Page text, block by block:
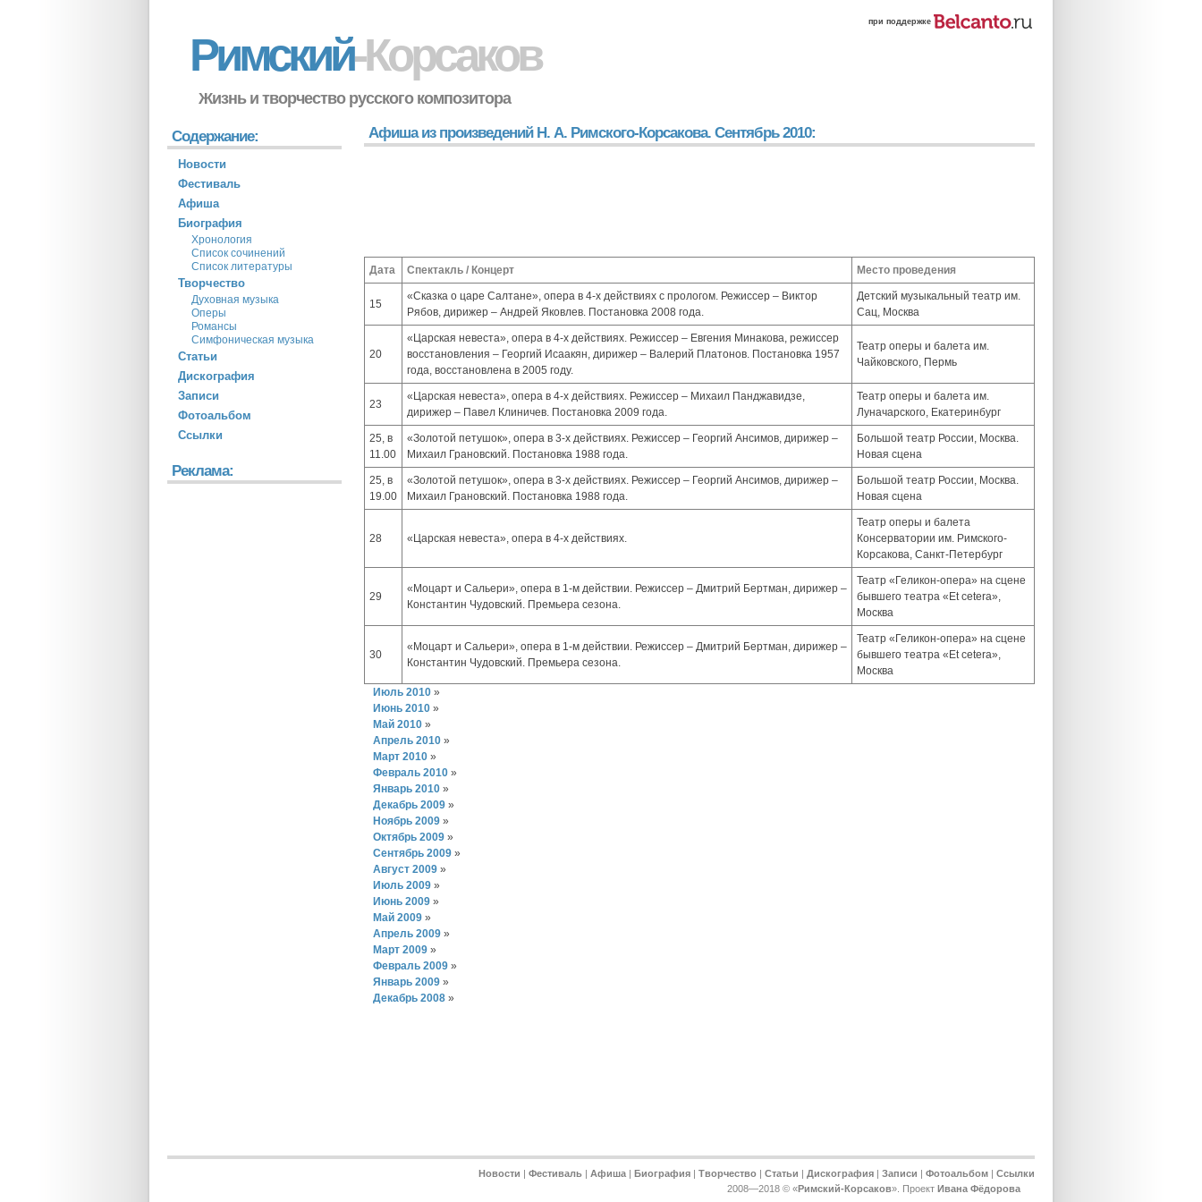
при поддержке
Римский-Корсаков
Жизнь и творчество русского композитора
Афиша из произведений Н. А. Римского-Корсакова. Сентябрь 2010:
Дата Спектакль / Концерт Место проведения
15
«Сказка о царе Салтане», опера в 4-х действиях с прологом. Режиссер – Виктор
Рябов, дирижер – Андрей Яковлев. Постановка 2008 года.
Детский музыкальный театр им.
Сац, Москва
20
«Царская невеста», опера в 4-х действиях. Режиссер – Евгения Минакова, режиссер
восстановления – Георгий Исаакян, дирижер – Валерий Платонов. Постановка 1957
года, восстановлена в 2005 году.
Театр оперы и балета им.
Чайковского, Пермь
23
«Царская невеста», опера в 4-х действиях. Режиссер – Михаил Панджавидзе,
дирижер – Павел Клиничев. Постановка 2009 года.
Театр оперы и балета им.
Луначарского, Екатеринбург
25, в
11.00
«Золотой петушок», опера в 3-х действиях. Режиссер – Георгий Ансимов, дирижер –
Михаил Грановский. Постановка 1988 года.
Большой театр России, Москва.
Новая сцена
25, в
19.00
«Золотой петушок», опера в 3-х действиях. Режиссер – Георгий Ансимов, дирижер –
Михаил Грановский. Постановка 1988 года.
Большой театр России, Москва.
Новая сцена
28 «Царская невеста», опера в 4-х действиях.
Театр оперы и балета
Консерватории им. Римского-
Корсакова, Санкт-Петербург
29
«Моцарт и Сальери», опера в 1-м действии. Режиссер – Дмитрий Бертман, дирижер –
Константин Чудовский. Премьера сезона.
Театр «Геликон-опера» на сцене
бывшего театра «Et cetera»,
Москва
30
«Моцарт и Сальери», опера в 1-м действии. Режиссер – Дмитрий Бертман, дирижер –
Константин Чудовский. Премьера сезона.
Театр «Геликон-опера» на сцене
бывшего театра «Et cetera»,
Москва
Июль 2010 »
Июнь 2010 »
Май 2010 »
Апрель 2010 »
Март 2010 »
Февраль 2010 »
Январь 2010 »
Декабрь 2009 »
Ноябрь 2009 »
Октябрь 2009 »
Сентябрь 2009 »
Август 2009 »
Июль 2009 »
Июнь 2009 »
Май 2009 »
Апрель 2009 »
Март 2009 »
Февраль 2009 »
Январь 2009 »
Декабрь 2008 »
Содержание:
Новости
Фестиваль
Афиша
Биография
Хронология
Список сочинений
Список литературы
Творчество
Духовная музыка
Оперы
Романсы
Симфоническая музыка
Статьи
Дискография
Записи
Фотоальбом
Ссылки
Реклама:
Новости | Фестиваль | Афиша | Биография | Творчество | Статьи | Дискография | Записи | Фотоальбом | Ссылки
2008—2018 © «Римский-Корсаков». Проект Ивана Фёдорова